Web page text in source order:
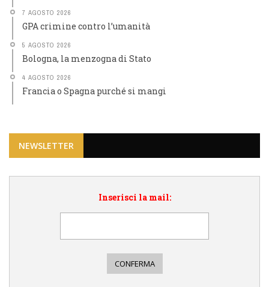
7 AGOSTO 2026
GPA crimine contro l’umanità
5 AGOSTO 2026
Bologna, la menzogna di Stato
4 AGOSTO 2026
Francia o Spagna purché si mangi
NEWSLETTER
Inserisci la mail: